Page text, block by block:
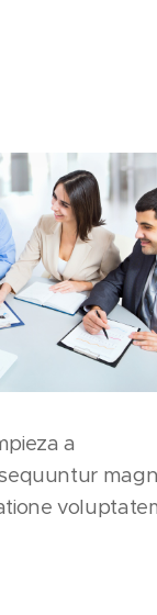
a